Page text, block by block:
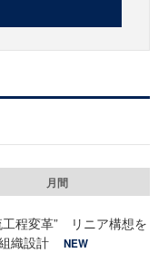
月間
工程変革” リニア構想を
織設計
NEW